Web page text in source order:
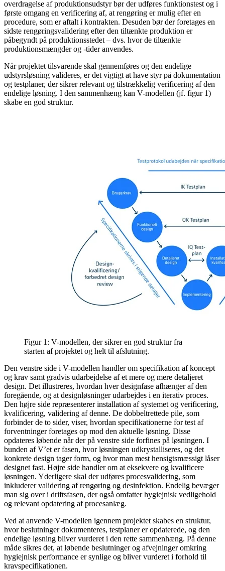
overdragelse af produktionsudstyr bør der udføres funktionstest og i
første omgang en verificering af, at rengøring er mulig efter en
procedure, som er aftalt i kontrakten. Desuden bør der foretages en
sidste rengøringsvalidering efter den tiltænkte produktion er
påbegyndt på produktionsstedet – dvs. hvor de tiltænkte
produktionsmængder og -tider anvendes.
Når projektet tilsvarende skal gennemføres og den endelige
udstyrsløsning valideres, er det vigtigt at have styr på dokumentation
og testplaner, der sikrer relevant og tilstrækkelig verificering af den
endelige løsning. I den sammenhæng kan V-modellen (jf. figur 1)
skabe en god struktur.
Figur 1: V-modellen, der sikrer en god struktur fra
starten af projektet og helt til afslutning.
Den venstre side i V-modellen handler om specifikation af koncept
og krav samt gradvis udarbejdelse af et mere og mere detaljeret
design. Det illustreres, hvordan hver designfase afhænger af den
foregående, og at designløsninger udarbejdes i en iterativ proces.
Den højre side repræsenterer installation af systemet og verificering,
kvalificering, validering af denne. De dobbeltrettede pile, som
forbinder de to sider, viser, hvordan specifikationerne for test af
forventninger foretages op mod den aktuelle løsning. Disse
opdateres løbende når der på venstre side forfines på løsningen. I
bunden af V’et er fasen, hvor løsningen udkrystalliseres, og det
konkrete design tager form, og hvor man mest hensigtsmæssigt låser
designet fast. Højre side handler om at eksekvere og kvalificere
løsningen. Yderligere skal der udføres procesvalidering, som
inkluderer validering af rengøring og desinfektion. Endelig bevæger
man sig over i driftsfasen, der også omfatter hygiejnisk vedligehold
og relevant opdatering af procesanlæg.
Ved at anvende V-modellen igennem projektet skabes en struktur,
hvor beslutninger dokumenteres, testplaner er opdaterede, og den
endelige løsning bliver vurderet i den rette sammenhæng. På denne
måde sikres det, at løbende beslutninger og afvejninger omkring
hygiejnisk performance er synlige og bliver vurderet i forhold til
kravspecifikationen.